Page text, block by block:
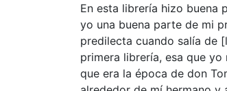
En esta librería hizo buena
yo una buena parte de mi
predilecta cuando salía de
primera librería, esa que
que era la época de don